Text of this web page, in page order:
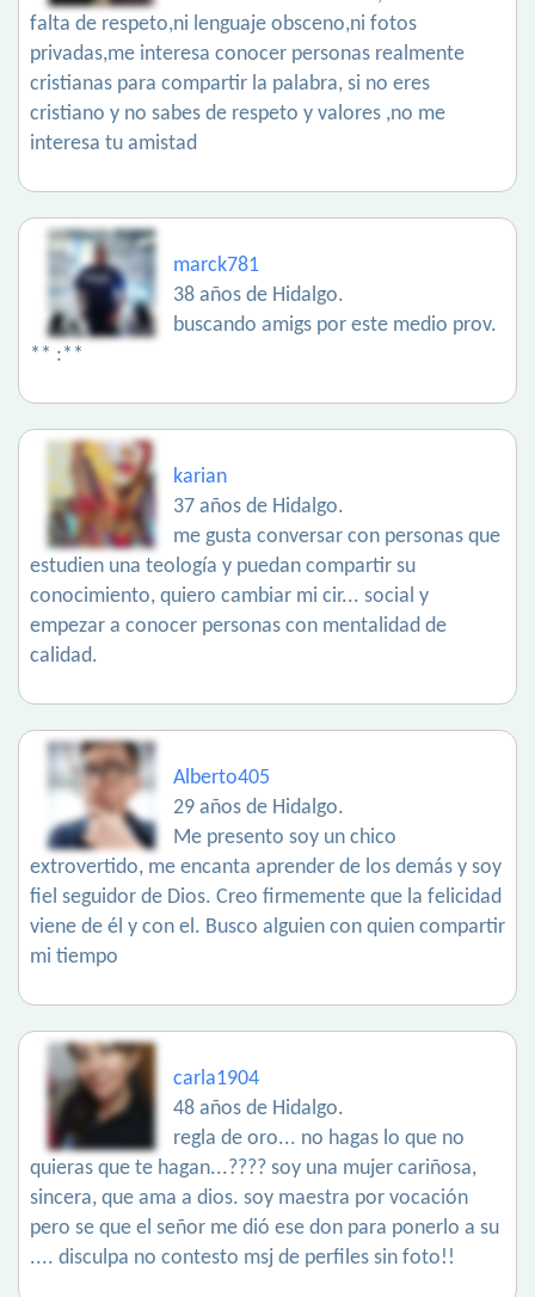
falta de respeto,ni lenguaje obsceno,ni fotos
privadas,me interesa conocer personas realmente
cristianas para compartir la palabra, si no eres
cristiano y no sabes de respeto y valores ,no me
interesa tu amistad
marck781
38 años de Hidalgo.
buscando amigs por este medio prov.
** :**
karian
37 años de Hidalgo.
me gusta conversar con personas que
estudien una teología y puedan compartir su
conocimiento, quiero cambiar mi cir... social y
empezar a conocer personas con mentalidad de
calidad.
Alberto405
29 años de Hidalgo.
Me presento soy un chico
extrovertido, me encanta aprender de los demás y soy
fiel seguidor de Dios. Creo firmemente que la felicidad
viene de él y con el. Busco alguien con quien compartir
mi tiempo
carla1904
48 años de Hidalgo.
regla de oro... no hagas lo que no
quieras que te hagan...???? soy una mujer cariñosa,
sincera, que ama a dios. soy maestra por vocación
pero se que el señor me dió ese don para ponerlo a su
.... disculpa no contesto msj de perfiles sin foto!!